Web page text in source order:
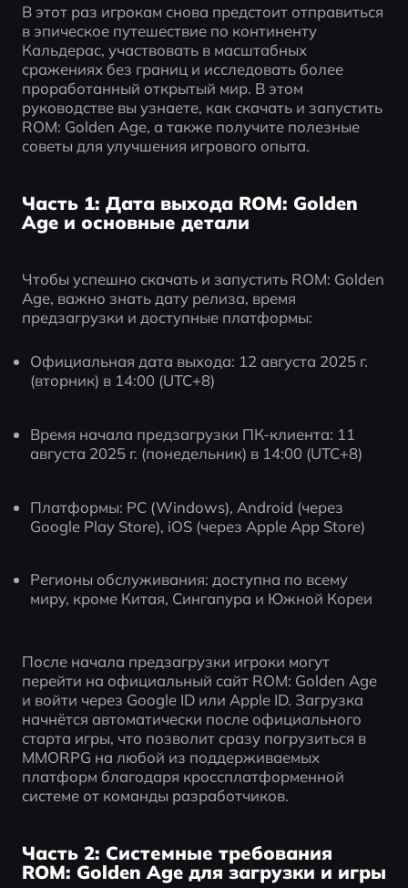
В этот раз игрокам снова предстоит отправиться
в эпическое путешествие по континенту
Кальдерас, участвовать в масштабных
сражениях без границ и исследовать более
проработанный открытый мир. В этом
руководстве вы узнаете, как скачать и запустить
ROM: Golden Age, а также получите полезные
советы для улучшения игрового опыта.
Часть 1: Дата выхода ROM: Golden
Age и основные детали
Чтобы успешно скачать и запустить ROM: Golden
Age, важно знать дату релиза, время
предзагрузки и доступные платформы:
Официальная дата выхода: 12 августа 2025 г.
(вторник) в 14:00 (UTC+8)
Время начала предзагрузки ПК-клиента: 11
августа 2025 г. (понедельник) в 14:00 (UTC+8)
Платформы: PC (Windows), Android (через
Google Play Store), iOS (через Apple App Store)
Регионы обслуживания: доступна по всему
миру, кроме Китая, Сингапура и Южной Кореи
После начала предзагрузки игроки могут
перейти на официальный сайт ROM: Golden Age
и войти через Google ID или Apple ID. Загрузка
начнётся автоматически после официального
старта игры, что позволит сразу погрузиться в
MMORPG на любой из поддерживаемых
платформ благодаря кроссплатформенной
системе от команды разработчиков.
Часть 2: Системные требования
ROM: Golden Age для загрузки и игры